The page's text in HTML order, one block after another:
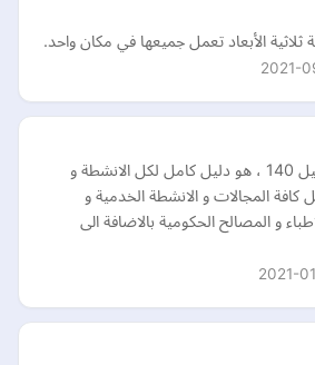
الأبعاد تعمل جميعها في مكان واحد.
2021-
دليل مصر الشامل - دليل 140 ، هو دليل كامل لكل الانشطة و
المجالات و الانشطة الخدمية و
و المصالح الحكومية بالاضافة الى
2021-